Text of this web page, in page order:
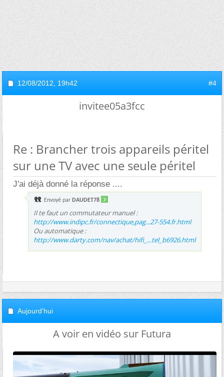
12/08/2012, 19h42 #4
invitee05a3fcc
Re : Brancher trois appareils péritel
sur une TV avec une seule péritel
J'ai déjà donné la réponse ....
Envoyé par DAUDET78
Il te faut un commutateur manuel :
http://www.indipc.fr/connectique,pag...27-554.fr.html
Ou automatique :
http://www.darty.com/nav/achat/hifi_...tel_b6926.html
Aujourd'hui
A voir en vidéo sur Futura